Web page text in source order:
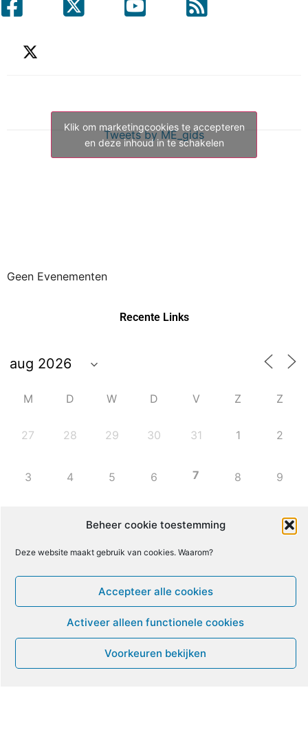
Beheer cookie toestemming
Deze website maakt gebruik van cookies. Waarom?
Accepteer alle cookies
Activeer alleen functionele cookies
Voorkeuren bekijken
Tweets by ME_gids
Klik om marketingcookies te accepteren
en deze inhoud in te schakelen
Geen Evenementen
Recente Links
M D W D V Z Z
27 28 29 30 31 1 2
3 4 5 6 7 8 9
12 13 14 16
24 25 26 27 28 29 30